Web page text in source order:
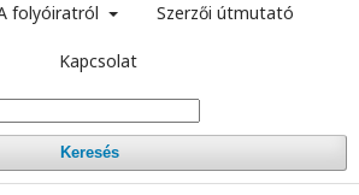
folyóiratról Szerzői útmutató
Kapcsolat
Keresés